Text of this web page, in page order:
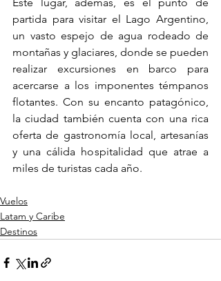
Este lugar, además, es el punto de
partida para visitar el Lago Argentino,
un vasto espejo de agua rodeado de
montañas y glaciares, donde se pueden
realizar excursiones en barco para
acercarse a los imponentes témpanos
flotantes. Con su encanto patagónico,
la ciudad también cuenta con una rica
oferta de gastronomía local, artesanías
y una cálida hospitalidad que atrae a
miles de turistas cada año.
Vuelos
Latam y Caribe
Destinos